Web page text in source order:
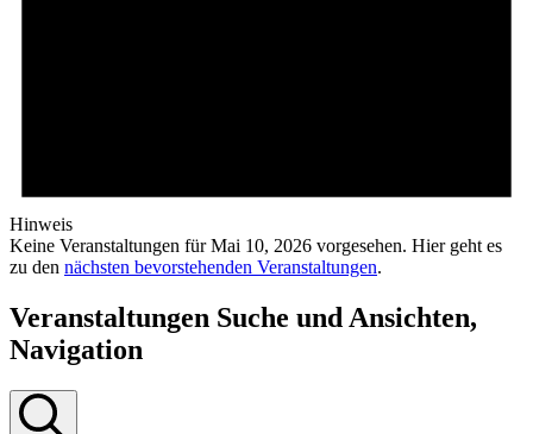
Hinweis
Keine Veranstaltungen für Mai 10, 2026 vorgesehen. Hier geht es
zu den nächsten bevorstehenden Veranstaltungen.
Veranstaltungen Suche und Ansichten,
Navigation